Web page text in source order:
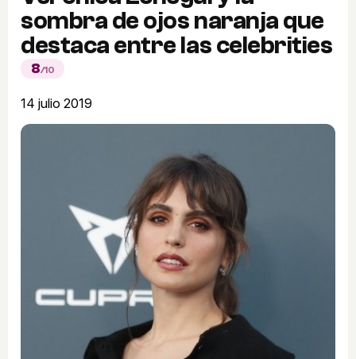
sombra de ojos naranja que
destaca entre las celebrities
8/10
14 julio 2019